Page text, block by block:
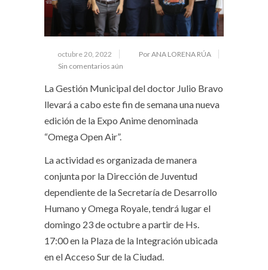
octubre 20, 2022
Por ANA LORENA RÚA
Sin comentarios aún
La Gestión Municipal del doctor Julio Bravo
llevará a cabo este fin de semana una nueva
edición de la Expo Anime denominada
“Omega Open Air”.
La actividad es organizada de manera
conjunta por la Dirección de Juventud
dependiente de la Secretaría de Desarrollo
Humano y Omega Royale, tendrá lugar el
domingo 23 de octubre a partir de Hs.
17:00 en la Plaza de la Integración ubicada
en el Acceso Sur de la Ciudad.